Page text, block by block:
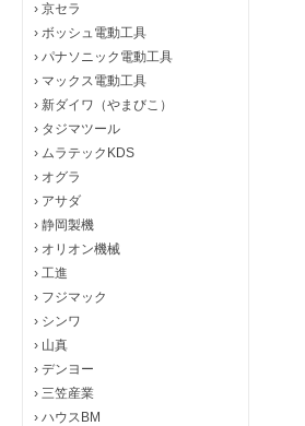
› 京セラ
› ボッシュ電動工具
› パナソニック電動工具
› マックス電動工具
› 新ダイワ（やまびこ）
› タジマツール
› ムラテックKDS
› オグラ
› アサダ
› 静岡製機
› オリオン機械
› 工進
› フジマック
› シンワ
› 山真
› デンヨー
› 三笠産業
› ハウスBM